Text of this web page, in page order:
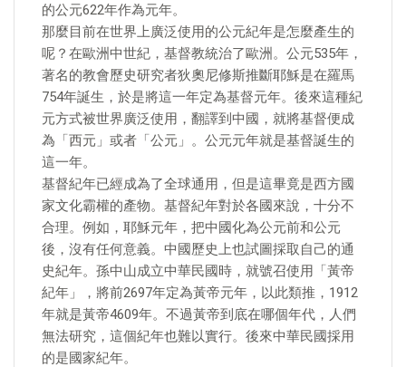
的公元622年作為元年。
那麼目前在世界上廣泛使用的公元紀年是怎麼產生的
呢？在歐洲中世紀，基督教統治了歐洲。公元535年，
著名的教會歷史研究者狄奧尼修斯推斷耶穌是在羅馬
754年誕生，於是將這一年定為基督元年。後來這種紀
元方式被世界廣泛使用，翻譯到中國，就將基督便成
為「西元」或者「公元」。公元元年就是基督誕生的
這一年。
基督紀年已經成為了全球通用，但是這畢竟是西方國
家文化霸權的產物。基督紀年對於各國來說，十分不
合理。例如，耶穌元年，把中國化為公元前和公元
後，沒有任何意義。中國歷史上也試圖採取自己的通
史紀年。孫中山成立中華民國時，就號召使用「黃帝
紀年」，將前2697年定為黃帝元年，以此類推，1912
年就是黃帝4609年。不過黃帝到底在哪個年代，人們
無法研究，這個紀年也難以實行。後來中華民國採用
的是國家紀年。